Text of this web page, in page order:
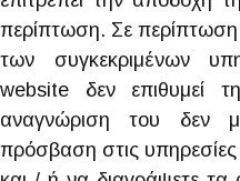
περίπτωση. Σε
των συγκεκριμένων
website δεν επιθυμεί
αναγνώριση του δεν
πρόσβαση στις υπηρεσίες